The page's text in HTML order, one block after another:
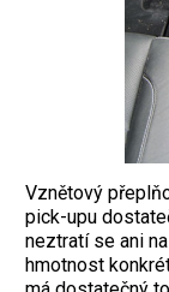
Vznětový
pick-upu
neztratí se ani
hmotnost